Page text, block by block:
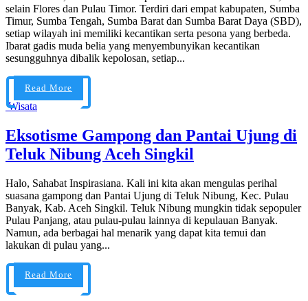
selain Flores dan Pulau Timor. Terdiri dari empat kabupaten, Sumba
Timur, Sumba Tengah, Sumba Barat dan Sumba Barat Daya (SBD),
setiap wilayah ini memiliki kecantikan serta pesona yang berbeda.
Ibarat gadis muda belia yang menyembunyikan kecantikan
sesungguhnya dibalik kepolosan, setiap...
Read More
Wisata
Eksotisme Gampong dan Pantai Ujung di
Teluk Nibung Aceh Singkil
Halo, Sahabat Inspirasiana. Kali ini kita akan mengulas perihal
suasana gampong dan Pantai Ujung di Teluk Nibung, Kec. Pulau
Banyak, Kab. Aceh Singkil. Teluk Nibung mungkin tidak sepopuler
Pulau Panjang, atau pulau-pulau lainnya di kepulauan Banyak.
Namun, ada berbagai hal menarik yang dapat kita temui dan
lakukan di pulau yang...
Read More